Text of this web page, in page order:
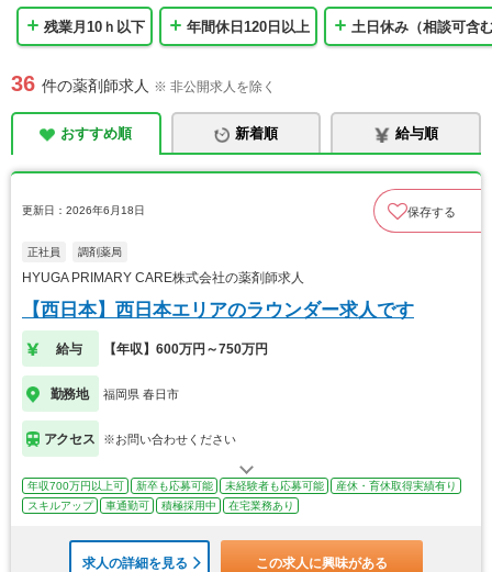
残業月10ｈ以下 年間休日120日以上 土日休み（相談可含
36 件の薬剤師求人 ※ 非公開求人を除く
おすすめ順 新着順 給与順
更新日：2026年6月18日 保存する
正社員 調剤薬局
HYUGA PRIMARY CARE株式会社の薬剤師求人
【西日本】西日本エリアのラウンダー求人です
給与 【年収】600万円～750万円
勤務地 福岡県 春日市
アクセス ※お問い合わせください
年収700万円以上可 新卒も応募可能 未経験者も応募可能
産休・育休取得実績有り
スキルアップ
車通勤可 積極採用中 在宅業務あり
求人の詳細を見る この求人に興味がある